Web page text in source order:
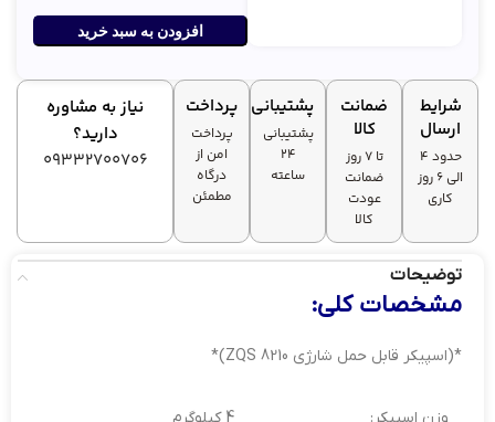
زمان
پخش:
6 ساعت
افزودن به سبد خرید
شرایط
ارسال
حدود 4
الی 6 روز
کاری
ضمانت
کالا
تا ۷ روز
ضمانت
عودت
کالا
پشتیبانی
پشتیبانی
۲۴
ساعته
پرداخت
پرداخت
امن از
درگاه
مطمئن
نیاز به مشاوره
دارید؟
09332700706
توضیحات
مشخصات کلی:
*(اسپیکر قابل حمل شارژی ZQS 8210)*